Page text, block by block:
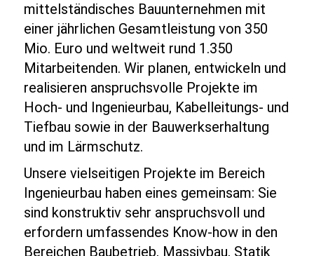
mittelständisches Bauunternehmen mit
einer jährlichen Gesamtleistung von 350
Mio. Euro und weltweit rund 1.350
Mitarbeitenden. Wir planen, entwickeln und
realisieren anspruchsvolle Projekte im
Hoch‑ und Ingenieurbau, Kabelleitungs‑ und
Tiefbau sowie in der Bauwerkserhaltung
und im Lärmschutz.
Unsere vielseitigen Projekte im Bereich
Ingenieurbau haben eines gemeinsam: Sie
sind konstruktiv sehr anspruchsvoll und
erfordern umfassendes Know-how in den
Bereichen Baubetrieb, Massivbau, Statik